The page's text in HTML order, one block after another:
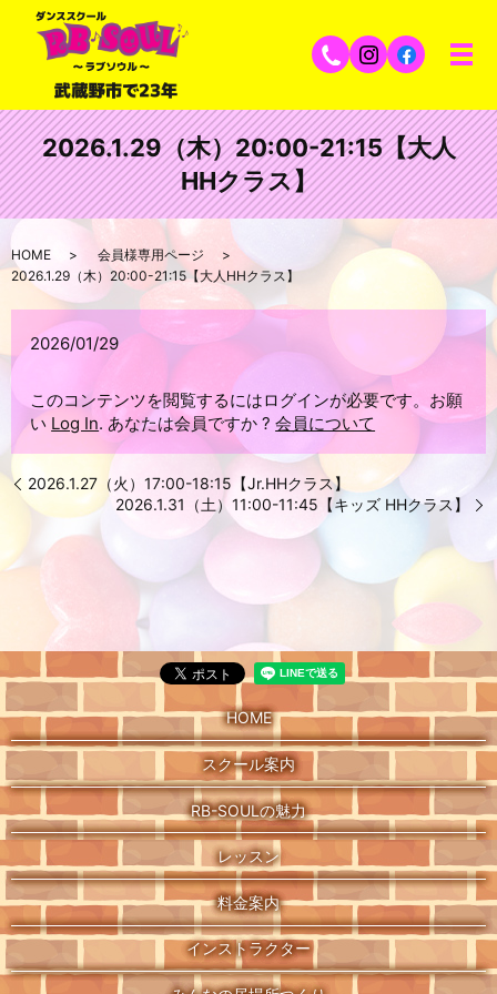
2026.1.29（木）20:00-21:15【大人
HHクラス】
HOME
会員様専用ページ
2026.1.29（木）20:00-21:15【大人HHクラス】
2026/01/29
このコンテンツを閲覧するにはログインが必要です。お願
い Log In. あなたは会員ですか ?会員について
2026.1.27（火）17:00-18:15【Jr.HHクラス】
2026.1.31（土）11:00-11:45【キッズ HHクラス】
HOME
スクール案内
RB-SOULの魅力
レッスン
料金案内
インストラクター